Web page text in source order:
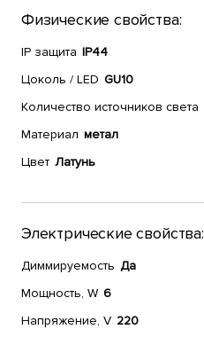
Физические свойства:
IP защита IP44
Цоколь / LED GU10
Количество источников света
Материал метал
Цвет Латунь
Электрические свойства:
Диммируемость Да
Мощность, W 6
Напряжение, V 220